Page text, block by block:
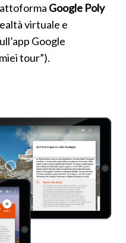
Google Poly
virtuale e
Google
tour”).